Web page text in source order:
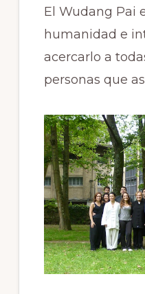
El Wudang Pai
humanidad e
acercarlo a
personas que